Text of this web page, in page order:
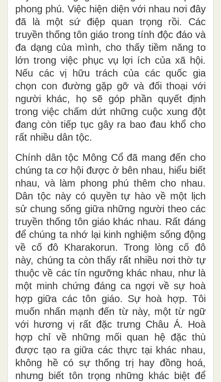
phong phú. Việc hiện diện với nhau nơi đây
đã là một sứ điệp quan trọng rồi. Các
truyền thống tôn giáo trong tính độc đáo và
đa dạng của mình, cho thấy tiềm năng to
lớn trong việc phục vụ lợi ích của xã hội.
Nếu các vị hữu trách của các quốc gia
chọn con đường gặp gỡ và đối thoại với
người khác, họ sẽ góp phần quyết định
trong việc chấm dứt những cuộc xung đột
đang còn tiếp tục gây ra bao đau khổ cho
rất nhiều dân tộc.
Chính dân tộc Mông Cổ đã mang đến cho
chúng ta cơ hội được ở bên nhau, hiểu biết
nhau, và làm phong phú thêm cho nhau.
Dân tộc này có quyền tự hào về một lịch
sử chung sống giữa những người theo các
truyền thống tôn giáo khác nhau. Rất đáng
để chúng ta nhớ lại kinh nghiệm sống động
về cố đô Kharakorun. Trong lòng cố đô
này, chúng ta còn thấy rất nhiều nơi thờ tự
thuộc về các tín ngưỡng khác nhau, như là
một minh chứng đáng ca ngợi về sự hoà
hợp giữa các tôn giáo. Sự hoà hợp. Tôi
muốn nhấn mạnh đến từ này, một từ ngữ
với hương vị rất đặc trưng Châu Á. Hoà
hợp chỉ về những mối quan hệ đặc thù
được tạo ra giữa các thực tại khác nhau,
không hề có sự thống trị hay đồng hoá,
nhưng biết tôn trọng những khác biệt để